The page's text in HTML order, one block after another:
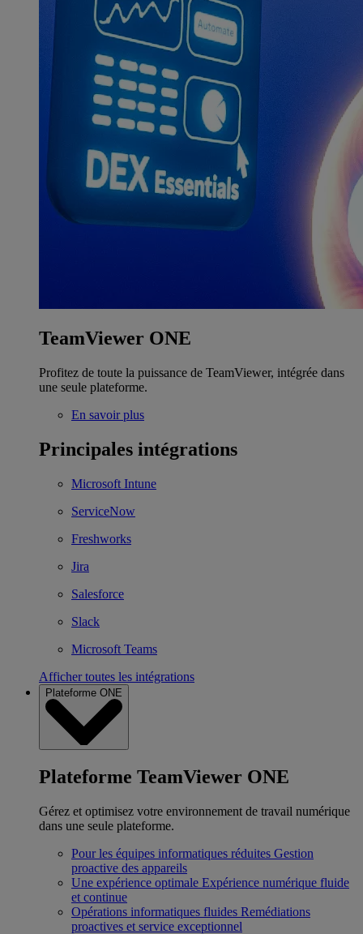
TeamViewer ONE
Profitez de toute la puissance de TeamViewer, intégrée dans
une seule plateforme.
En savoir plus
Principales intégrations
Microsoft Intune
ServiceNow
Freshworks
Jira
Salesforce
Slack
Microsoft Teams
Afficher toutes les intégrations
Plateforme ONE
Plateforme TeamViewer ONE
Gérez et optimisez votre environnement de travail numérique
dans une seule plateforme.
Pour les équipes informatiques réduites Gestion
proactive des appareils
Une expérience optimale Expérience numérique fluide
et continue
Opérations informatiques fluides Remédiations
proactives et service exceptionnel